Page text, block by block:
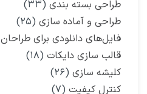
طراحی بسته بندی (۳۳)
طراحی و آماده سازی (۲۵)
فایل‌های دانلودی برای طراحان
قالب سازی دایکات (۱۸)
کلیشه سازی (۲۶)
کنترل کیفیت (۷)